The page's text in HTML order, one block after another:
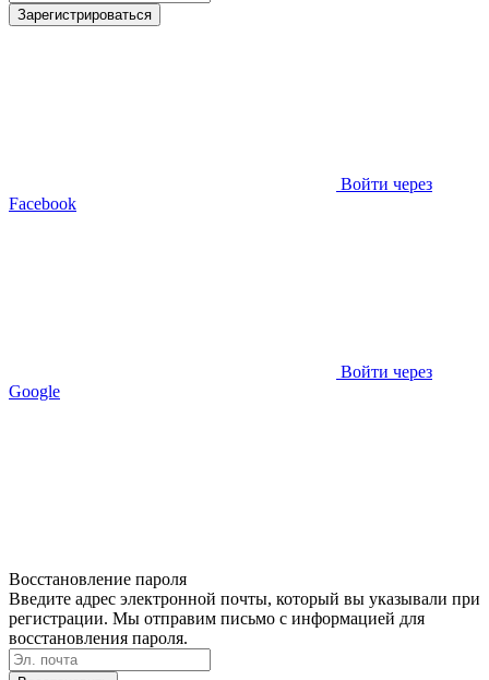
Зарегистрироваться
Войти через
Facebook
Войти через
Google
Восстановление пароля
Введите адрес электронной почты, который вы указывали при
регистрации. Мы отправим письмо с информацией для
восстановления пароля.